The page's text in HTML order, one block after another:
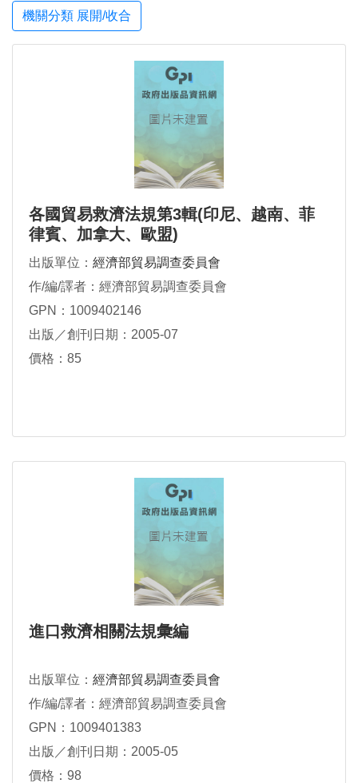
機關分類 展開/收合
各國貿易救濟法規第3輯(印尼、越南、菲
律賓、加拿大、歐盟)
出版單位： 經濟部貿易調查委員會
作/編/譯者：經濟部貿易調查委員會
GPN：1009402146
出版／創刊日期：2005-07
價格：85
進口救濟相關法規彙編
出版單位： 經濟部貿易調查委員會
作/編/譯者：經濟部貿易調查委員會
GPN：1009401383
出版／創刊日期：2005-05
價格：98